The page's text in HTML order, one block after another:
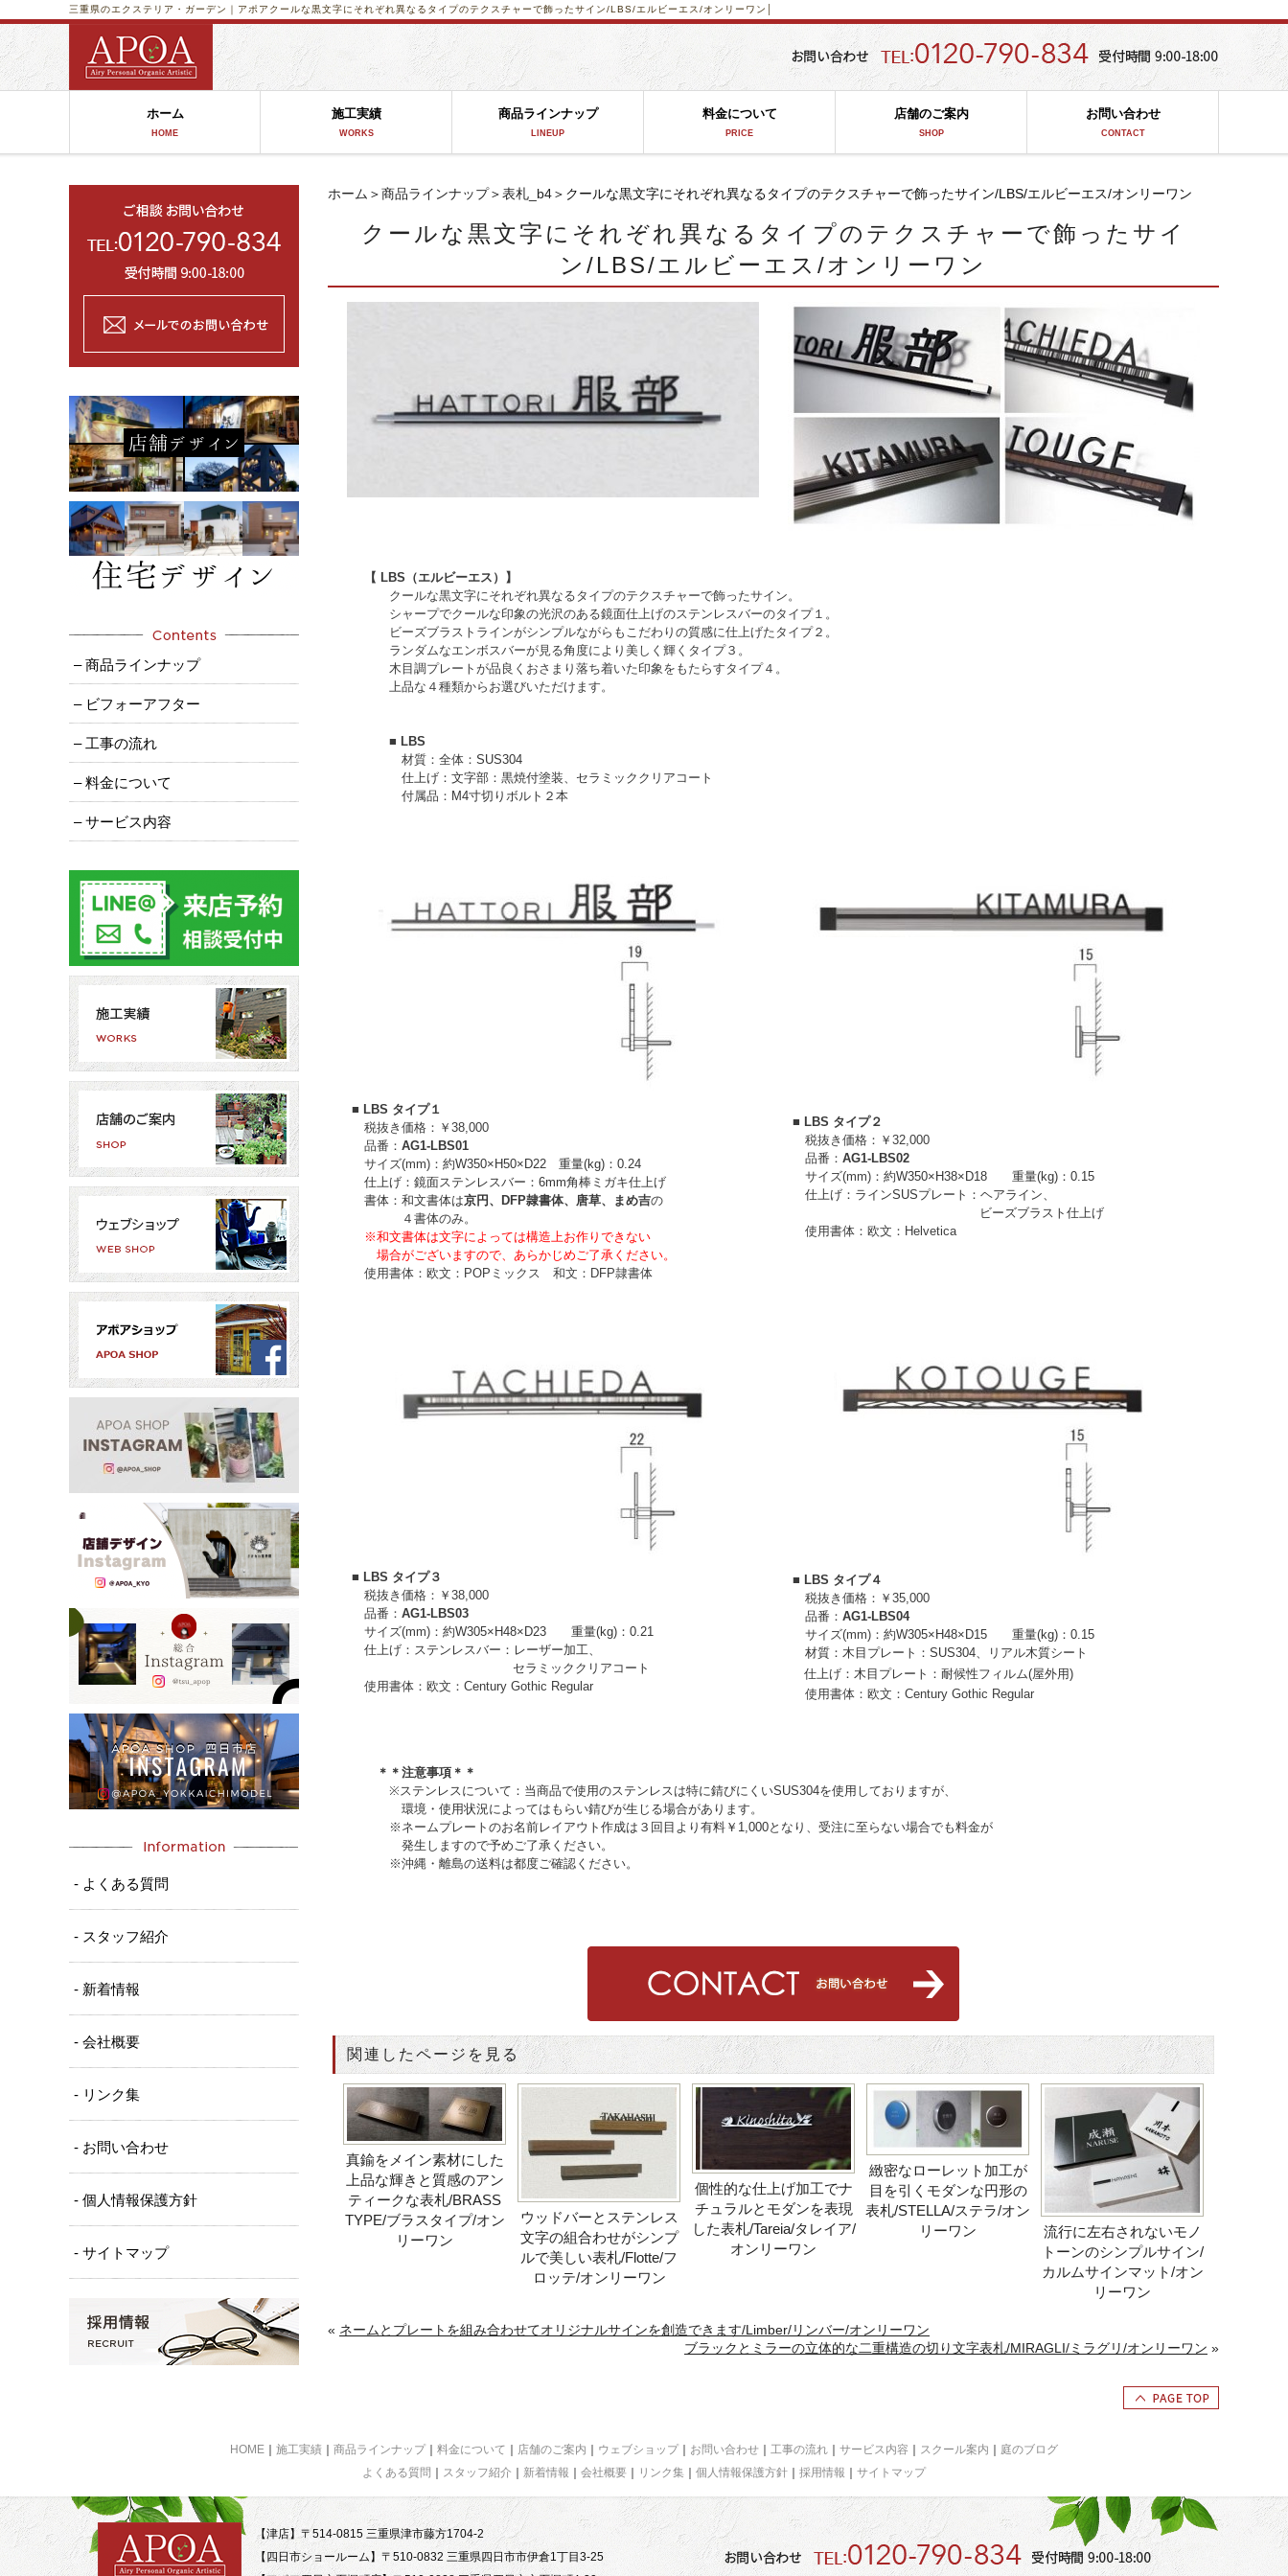
クールな黒文字にそれぞれ異なるタイプのテクスチャーで飾ったサイン/LBS/エルビーエス/オンリーワン│
三重県のエクステリア・ガーデン｜アポア
ホーム
HOME
施工実績
WORKS
商品ラインナップ
LINEUP
料金について
PRICE
店舗のご案内
SHOP
お問い合わせ
CONTACT
ホーム ＞商品ラインナップ＞表札_b4＞クールな黒文字にそれぞれ異なるタイプのテクスチャーで飾ったサイン/LBS/エルビーエス/オンリーワン
クールな黒文字にそれぞれ異なるタイプのテクスチャーで飾ったサイ
ン/LBS/エルビーエス/オンリーワン
【 LBS（エルビーエス）】
クールな黒文字にそれぞれ異なるタイプのテクスチャーで飾ったサイン。
シャープでクールな印象の光沢のある鏡面仕上げのステンレスバーのタイプ１。
ビーズブラストラインがシンプルながらもこだわりの質感に仕上げたタイプ２。
ランダムなエンボスバーが見る角度により美しく輝くタイプ３。
木目調プレートが品良くおさまり落ち着いた印象をもたらすタイプ４。
上品な４種類からお選びいただけます。
■ LBS
材質：全体： SUS304
仕上げ： 文字部：黒焼付塗装、セラミッククリアコート
付属品： M4寸切りボルト２本
■ LBS タイプ１
税抜き価格：￥38,000
品番： AG1-LBS01
サイズ(mm)： 約W350×H50×D22 重量(kg)：0.24
仕上げ： 鏡面ステンレスバー： 6mm角棒ミガキ仕上げ
書体：和文書体は京円、 DFP隷書体、唐草、まめ吉の
４書体のみ。
※和文書体は文字によっては構造上お作りできない
場合がございますので、あらかじめご了承ください。
使用書体：欧文：POPミックス 和文：DFP隷書体
■ LBS タイプ２
税抜き価格：￥32,000
品番： AG1-LBS02
サイズ(mm)： 約W350×H38×D18 重量(kg)：0.15
仕上げ： ラインSUSプレート： ヘアライン、
ビーズブラスト仕上げ
使用書体：欧文：Helvetica
■ LBS タイプ３
税抜き価格：￥38,000
品番： AG1-LBS03
サイズ(mm)： 約W305×H48×D23 重量(kg)：0.21
仕上げ： ステンレスバー： レーザー加工、
セラミッククリアコート
使用書体：欧文：Century Gothic Regular
■ LBS タイプ４
税抜き価格：￥35,000
品番： AG1-LBS04
サイズ(mm)： 約W305×H48×D15 重量(kg)：0.15
材質： 木目プレート ： SUS304、リアル木質シート
仕上げ： 木目プレート ： 耐候性フィルム(屋外用)
使用書体：欧文：Century Gothic Regular
＊＊注意事項＊＊
※ステンレスについて：当商品で使用のステンレスは特に錆びにくいSUS304を使用しておりますが、
環境・使用状況によってはもらい錆びが生じる場合があります。
※ネームプレートのお名前レイアウト作成は３回目より有料￥1,000となり、受注に至らない場合でも料金が
発生しますので予めご了承ください。
※沖縄・離島の送料は都度ご確認ください。
関連したページを見る
真鍮をメイン素材にした
上品な輝きと質感のアン
ティークな表札/BRASS
TYPE/ブラスタイプ/オン
リーワン
ウッドバーとステンレス
文字の組合わせがシンプ
ルで美しい表札/Flotte/フ
ロッテ/オンリーワン
個性的な仕上げ加工でナ
チュラルとモダンを表現
した表札/Tareia/タレイア/
オンリーワン
緻密なローレット加工が
目を引くモダンな円形の
表札/STELLA/ステラ/オン
リーワン
流行に左右されないモノ
トーンのシンプルサイン/
カルムサインマット/オン
リーワン
« ネームとプレートを組み合わせてオリジナルサインを創造できます/Limber/リンバー/オンリーワン
ブラックとミラーの立体的な二重構造の切り文字表札/MIRAGLI/ミラグリ/オンリーワン »
– 商品ラインナップ
– ビフォーアフター
– 工事の流れ
– 料金について
– サービス内容
- よくある質問
- スタッフ紹介
- 新着情報
- 会社概要
- リンク集
- お問い合わせ
- 個人情報保護方針
- サイトマップ
HOME 施工実績 商品ラインナップ 料金について 店舗のご案内 ウェブショップ お問い合わせ 工事の流れ サービス内容 スクール案内
庭のブログ
よくある質問
スタッフ紹介 新着情報 会社概要 リンク集 個人情報保護方針 採用情報 サイトマップ
【津店】〒514-0815 三重県津市藤方1704-2
【四日市ショールーム】〒510-0832 三重県四日市市伊倉1丁目3-25